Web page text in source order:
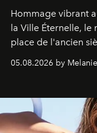
Hommage vibrant
la Ville Éternelle, le
place de l'ancien
05.08.2026 by